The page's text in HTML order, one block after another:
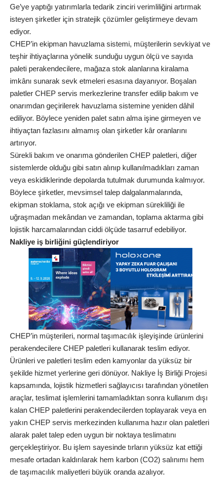
Ge’ye yaptığı yatırımlarla tedarik zinciri verimliliğini artırmak
isteyen şirketler için stratejik çözümler geliştirmeye devam
ediyor.
CHEP’in ekipman havuzlama sistemi, müşterilerin sevkiyat ve
teşhir ihtiyaçlarına yönelik sunduğu uygun ölçü ve sayıda
paleti perakendecilere, mağaza stok alanlarına kiralama
imkânı sunarak sevk etmeleri esasına dayanıyor. Boşalan
paletler CHEP servis merkezlerine transfer edilip bakım ve
onarımdan geçirilerek havuzlama sistemine yeniden dâhil
ediliyor. Böylece yeniden palet satın alma işine girmeyen ve
ihtiyaçtan fazlasını almamış olan şirketler kâr oranlarını
artırıyor.
Sürekli bakım ve onarıma gönderilen CHEP paletleri, diğer
sistemlerde olduğu gibi satın alınıp kullanılmadıkları zaman
veya eskidiklerinde depolarda tutulmak durumunda kalmıyor.
Böylece şirketler, mevsimsel talep dalgalanmalarında,
ekipman stoklama, stok açığı ve ekipman sürekliliği ile
uğraşmadan mekândan ve zamandan, toplama aktarma gibi
lojistik harcamalarından ciddi ölçüde tasarruf edebiliyor.
Nakliye iş birliğini güçlendiriyor
CHEP’in müşterileri, normal taşımacılık işleyişinde ürünlerini
perakendecilere CHEP paletleri kullanarak teslim ediyor.
Ürünleri ve paletleri teslim eden kamyonlar da yüksüz bir
şekilde hizmet yerlerine geri dönüyor. Nakliye İş Birliği Projesi
kapsamında, lojistik hizmetleri sağlayıcısı tarafından yönetilen
araçlar, teslimat işlemlerini tamamladıktan sonra kullanım dışı
kalan CHEP paletlerini perakendecilerden toplayarak veya en
yakın CHEP servis merkezinden kullanıma hazır olan paletleri
alarak palet talep eden uygun bir noktaya teslimatını
gerçekleştiriyor. Bu işlem sayesinde tırların yüksüz kat ettiği
mesafe ortadan kaldırılarak hem karbon (CO2) salınımı hem
de taşımacılık maliyetleri büyük oranda azalıyor.